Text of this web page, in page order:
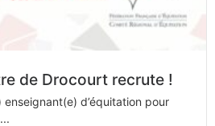
de Drocourt recrute !
d’équitation pour